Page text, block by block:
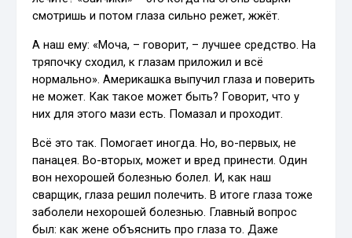
смотришь и потом глаза сильно режет, жжёт.
А наш ему: «Моча, – говорит, – лучшее средство. На
тряпочку сходил, к глазам приложил и всё
нормально». Америкашка выпучил глаза и поверить
не может. Как такое может быть? Говорит, что у
них для этого мази есть. Помазал и проходит.
Всё это так. Помогает иногда. Но, во-первых, не
панацея. Во-вторых, может и вред принести. Один
вон нехорошей болезнью болел. И, как наш
сварщик, глаза решил полечить. В итоге глаза тоже
заболели нехорошей болезнью. Главный вопрос
был: как жене объяснить про глаза то. Даже